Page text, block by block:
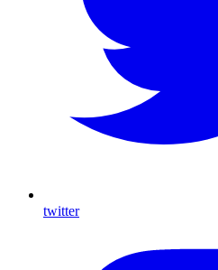
twitter